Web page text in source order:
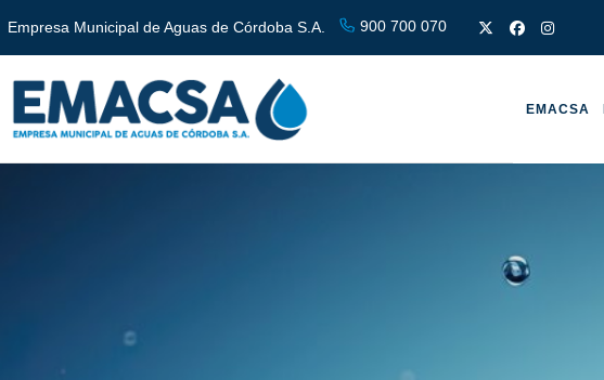
Empresa Municipal de Aguas de Córdoba S.A. 900 700 070
EMACSA